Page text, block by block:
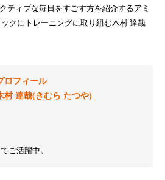
ティブな毎日をすごす方を紹介するアミ
クにトレーニングに取り組む木村 達哉
ロフィール
村 達哉(きむら たつや)
ご活躍中。